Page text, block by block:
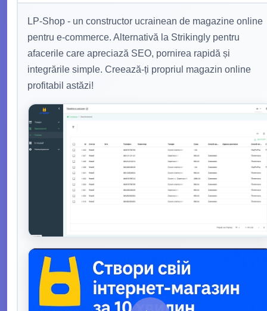
LP-Shop - un constructor ucrainean de magazine online
pentru e-commerce. Alternativă la Strikingly pentru
afacerile care apreciază SEO, pornirea rapidă și
integrările simple. Creează-ți propriul magazin online
profitabil astăzi!